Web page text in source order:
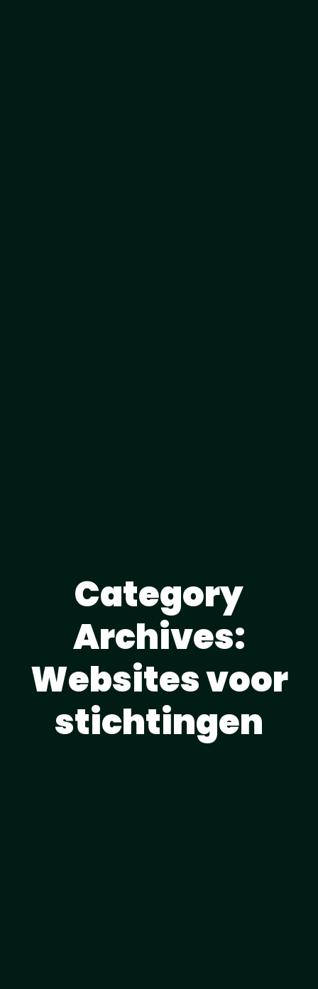
Category
Archives:
Websites voor
stichtingen